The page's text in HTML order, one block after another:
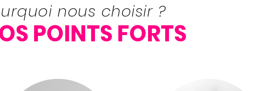
nous choisir ?
POINTS FORTS